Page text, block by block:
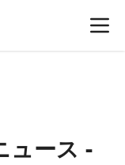
ュース -